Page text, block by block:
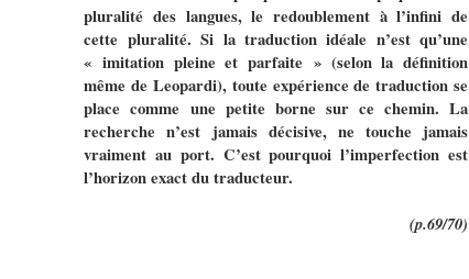
pluralité des langues, le redoublement à l’infini de
cette pluralité. Si la traduction idéale n’est qu’une
« imitation pleine et parfaite » (selon la définition
même de Leopardi), toute expérience de traduction se
place comme une petite borne sur ce chemin. La
recherche n’est jamais décisive, ne touche jamais
vraiment au port. C’est pourquoi l’imperfection est
l’horizon exact du traducteur.
(p.69/70)